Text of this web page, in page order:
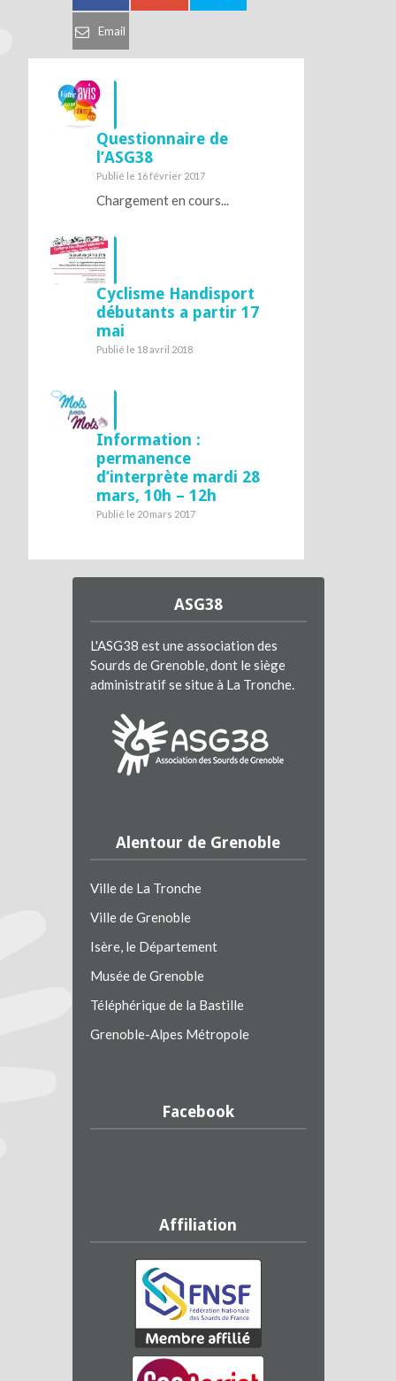
Email
Questionnaire de
l’ASG38
Publié le 16 février 2017
Chargement en cours...
Cyclisme Handisport
débutants a partir 17
mai
Publié le 18 avril 2018
Information :
permanence
d’interprète mardi 28
mars, 10h – 12h
Publié le 20 mars 2017
ASG38
L'ASG38 est une association des
Sourds de Grenoble, dont le siège
administratif se situe à La Tronche.
Alentour de Grenoble
Ville de La Tronche
Ville de Grenoble
Isère, le Département
Musée de Grenoble
Téléphérique de la Bastille
Grenoble-Alpes Métropole
Facebook
Affiliation